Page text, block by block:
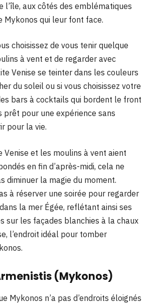
l’île, aux côtés des emblématiques
Mykonos qui leur font face.
choisissez de vous tenir quelque
à vent et de regarder avec
Venise se teinter dans les couleurs
du soleil ou si vous choisissez votre
bars à cocktails qui bordent le front
prêt pour une expérience sans
pour la vie.
Venise et les moulins à vent aient
en fin d’après-midi, cela ne
diminuer la magie du moment.
à réserver une soirée pour regarder
la mer Égée, reflétant ainsi ses
sur les façades blanchies à la chaux
l’endroit idéal pour tomber
(Mykonos)
Mykonos n’a pas d’endroits éloignés